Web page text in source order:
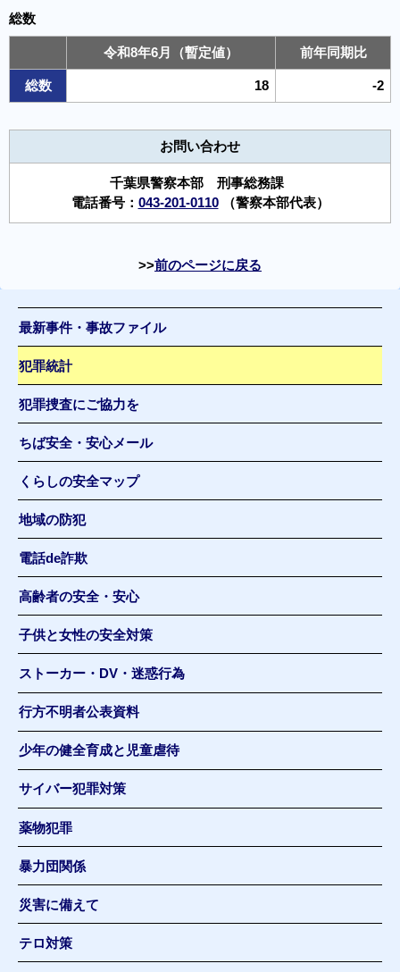
総数
令和8年6月（暫定値） 前年同期比
総数 18 -2
お問い合わせ
千葉県警察本部 刑事総務課
電話番号： 043-201-0110（警察本部代表）
前のページに戻る
最新事件・事故ファイル
犯罪統計
犯罪捜査にご協力を
ちば安全・安心メール
くらしの安全マップ
地域の防犯
電話de詐欺
高齢者の安全・安心
子供と女性の安全対策
ストーカー・DV・迷惑行為
行方不明者公表資料
少年の健全育成と児童虐待
サイバー犯罪対策
薬物犯罪
暴力団関係
災害に備えて
テロ対策